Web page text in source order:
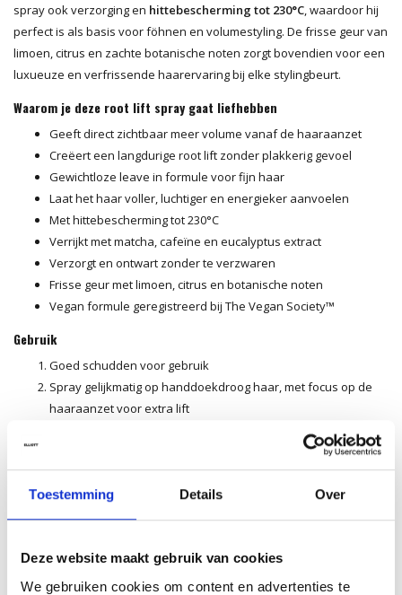
Toestemming Details Over
Deze website maakt gebruik van cookies
We gebruiken cookies om content en advertenties te
spray ook verzorging en hittebescherming tot 230°C , waardoor hij
perfect is als basis voor föhnen en volumestyling. De frisse geur van
limoen, citrus en zachte botanische noten zorgt bovendien voor een
luxueuze en verfrissende haarervaring bij elke stylingbeurt.
Waarom je deze root lift spray gaat liefhebben
Geeft direct zichtbaar meer volume vanaf de haaraanzet
Creëert een langdurige root lift zonder plakkerig gevoel
Gewichtloze leave in formule voor fijn haar
Laat het haar voller, luchtiger en energieker aanvoelen
Met hittebescherming tot 230°C
Verrijkt met matcha, cafeïne en eucalyptus extract
Verzorgt en ontwart zonder te verzwaren
Frisse geur met limoen, citrus en botanische noten
Vegan formule geregistreerd bij The Vegan Society™
Gebruik
Goed schudden voor gebruik
Spray gelijkmatig op handdoekdroog haar, met focus op de
haaraanzet voor extra lift
Niet uitspoelen
Style zoals gewoonlijk, met of zonder hitte
Expert tip voor extra volume
Voor een maximale root lift föhn je het haar aan de aanzet terwijl je